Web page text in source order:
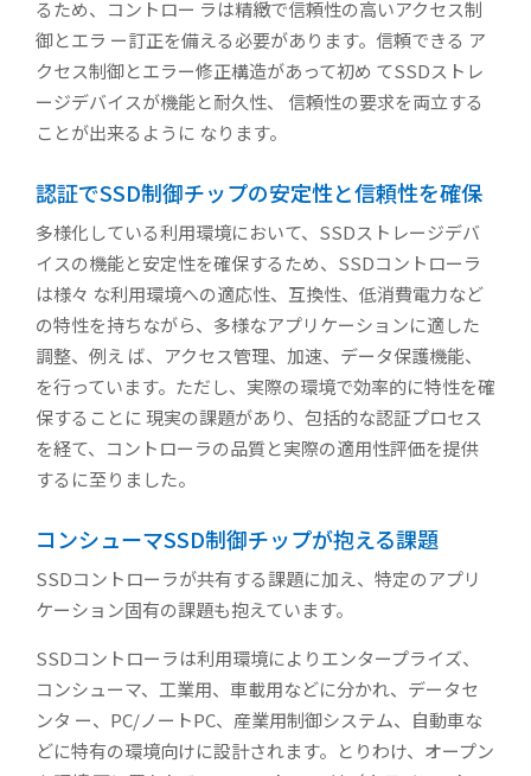
るため、コントロー ラは精緻で信頼性の高いアクセス制
御とエラ ー訂正を備える必要があります。信頼できる ア
クセス制御とエラー修正構造があって初め てSSDストレ
ージデバイスが機能と耐久性、 信頼性の要求を両立する
ことが出来るように なります。
認証でSSD制御チップの安定性と信頼性を確保
多様化している利用環境において、SSDストレージデバ
イスの機能と安定性を確保するため、SSDコントローラ
は様々 な利用環境への適応性、互換性、低消費電力など
の特性を持ちながら、多様なアプリケーションに適した
調整、例え ば、アクセス管理、加速、データ保護機能、
を行っています。ただし、実際の環境で効率的に特性を確
保することに 現実の課題があり、包括的な認証プロセス
を経て、コントローラの品質と実際の適用性評価を提供
するに至りました。
コンシューマSSD制御チップが抱える課題
SSDコントローラが共有する課題に加え、特定のアプリ
ケーション固有の課題も抱えています。
SSDコントローラは利用環境によりエンタープライズ、
コンシューマ、工業用、車載用などに分かれ、データセ
ンタ ー、PC/ノートPC、産業用制御システム、自動車な
どに特有の環境向けに設計されます。とりわけ、オープン